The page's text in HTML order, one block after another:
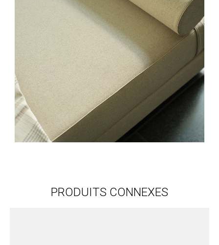
PRODUITS CONNEXES